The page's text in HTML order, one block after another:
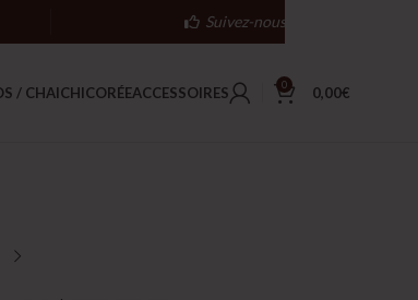
/ CHAICHICORÉEACCESSOIRES 0 0,00€
Suivez-nous